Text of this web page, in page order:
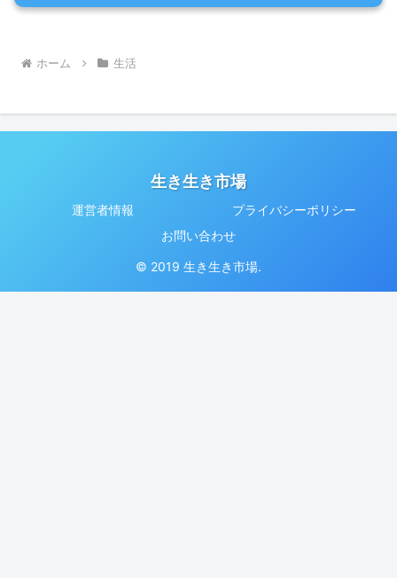
ホーム 生活
生き生き市場
運営者情報
プライバシーポリシー
お問い合わせ
© 2019 生き生き市場.